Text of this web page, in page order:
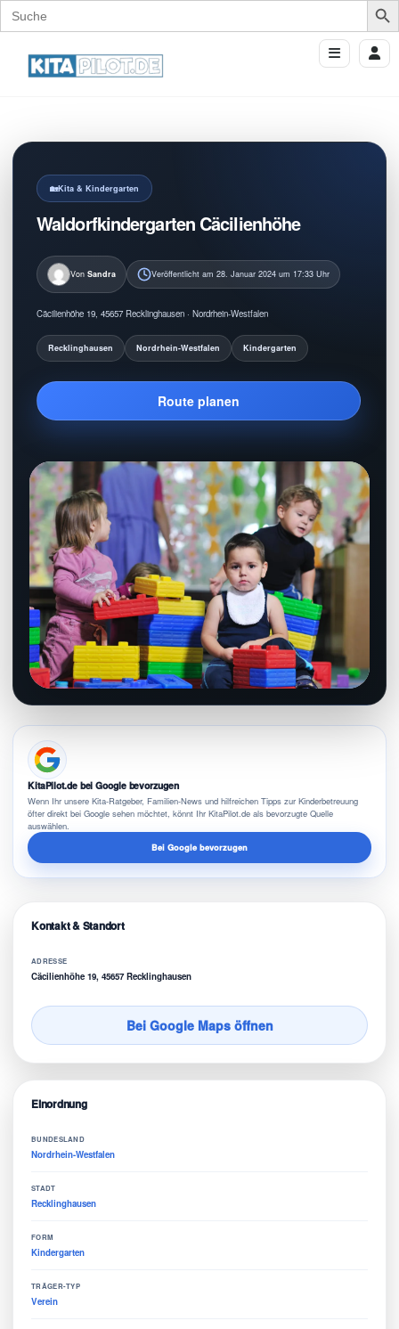
Search
for:
Kita & Kindergarten
Waldorfkindergarten Cäcilienhöhe
Von Sandra Veröffentlicht am 28. Januar 2024 um 17:33 Uhr
Cäcilienhöhe 19, 45657 Recklinghausen · Nordrhein-Westfalen
Recklinghausen Nordrhein-Westfalen Kindergarten
Route planen
KitaPilot.de bei Google bevorzugen
Wenn Ihr unsere Kita-Ratgeber, Familien-News und hilfreichen Tipps zur Kinderbetreuung
öfter direkt bei Google sehen möchtet, könnt Ihr KitaPilot.de als bevorzugte Quelle
auswählen.
Bei Google bevorzugen
Kontakt & Standort
ADRESSE
Cäcilienhöhe 19, 45657 Recklinghausen
Bei Google Maps öffnen
Einordnung
BUNDESLAND
Nordrhein-Westfalen
STADT
Recklinghausen
FORM
Kindergarten
TRÄGER-TYP
Verein